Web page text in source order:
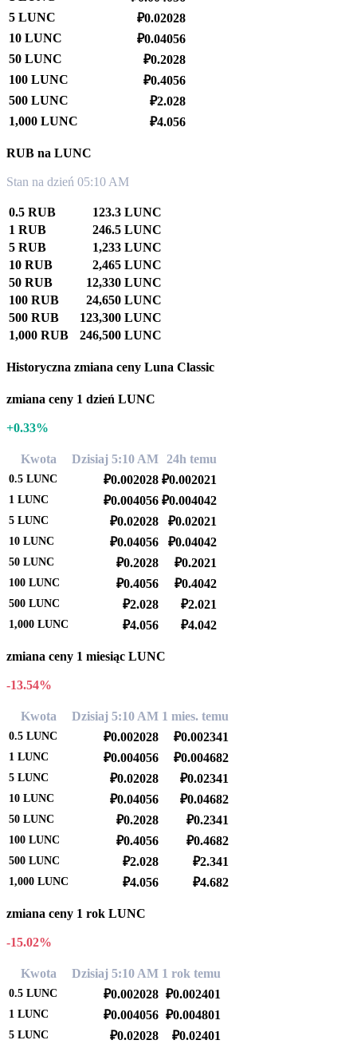
5 LUNC
₽0.02028
10 LUNC
₽0.04056
50 LUNC
₽0.2028
100 LUNC
₽0.4056
500 LUNC
₽2.028
1,000 LUNC
₽4.056
RUB na LUNC
Stan na dzień 05:10 AM
0.5 RUB
123.3 LUNC
1 RUB
246.5 LUNC
5 RUB
1,233 LUNC
10 RUB
2,465 LUNC
50 RUB
12,330 LUNC
100 RUB
24,650 LUNC
500 RUB
123,300 LUNC
1,000 RUB
246,500 LUNC
Historyczna zmiana ceny Luna Classic
zmiana ceny 1 dzień LUNC
+0.33%
Kwota Dzisiaj 5:10 AM 24h temu
0.5 LUNC ₽0.002028 ₽0.002021
1 LUNC ₽0.004056 ₽0.004042
5 LUNC ₽0.02028 ₽0.02021
10 LUNC ₽0.04056 ₽0.04042
50 LUNC ₽0.2028 ₽0.2021
100 LUNC ₽0.4056 ₽0.4042
500 LUNC ₽2.028 ₽2.021
1,000 LUNC ₽4.056 ₽4.042
zmiana ceny 1 miesiąc LUNC
-13.54%
Kwota Dzisiaj 5:10 AM 1 mies. temu
0.5 LUNC ₽0.002028 ₽0.002341
1 LUNC ₽0.004056 ₽0.004682
5 LUNC ₽0.02028 ₽0.02341
10 LUNC ₽0.04056 ₽0.04682
50 LUNC ₽0.2028 ₽0.2341
100 LUNC ₽0.4056 ₽0.4682
500 LUNC ₽2.028 ₽2.341
1,000 LUNC ₽4.056 ₽4.682
zmiana ceny 1 rok LUNC
-15.02%
Kwota Dzisiaj 5:10 AM 1 rok temu
0.5 LUNC ₽0.002028 ₽0.002401
1 LUNC ₽0.004056 ₽0.004801
5 LUNC ₽0.02028 ₽0.02401